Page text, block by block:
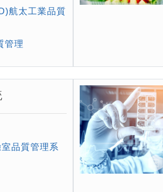
航太工業品質
管理
品質管理系